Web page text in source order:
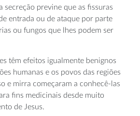
secreção previne que as fissuras
entrada ou de ataque por parte
ou fungos que lhes podem ser
têm efeitos igualmente benignos
humanas e os povos das regiões
e mirra começaram a conhecê-las
fins medicinais desde muito
de Jesus.